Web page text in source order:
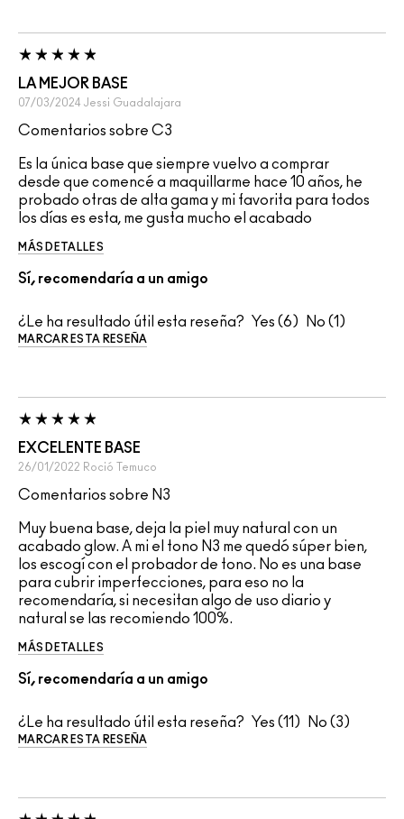
LA MEJOR BASE
07/03/2024 Jessi Guadalajara
Comentarios sobre C3
Es la única base que siempre vuelvo a comprar
desde que comencé a maquillarme hace 10 años, he
probado otras de alta gama y mi favorita para todos
los días es esta, me gusta mucho el acabado
MÁS DETALLES
Sí, recomendaría a un amigo
¿Le ha resultado útil esta reseña? 6 1
MARCAR ESTA RESEÑA
EXCELENTE BASE
26/01/2022 Roció Temuco
Comentarios sobre N3
Muy buena base, deja la piel muy natural con un
acabado glow. A mi el tono N3 me quedó súper bien,
los escogí con el probador de tono. No es una base
para cubrir imperfecciones, para eso no la
recomendaría, si necesitan algo de uso diario y
natural se las recomiendo 100%.
MÁS DETALLES
Sí, recomendaría a un amigo
¿Le ha resultado útil esta reseña? 11 3
MARCAR ESTA RESEÑA